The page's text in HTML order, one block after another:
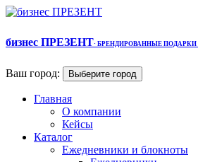
бизнес ПРЕЗЕНТ· БРЕНДИРОВАННЫЕ ПОДАРКИ
Ваш город: Выберите город
Главная
О компании
Кейсы
Каталог
Ежедневники и блокноты